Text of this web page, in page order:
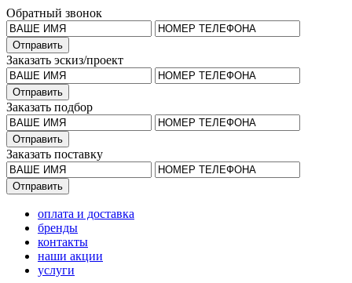
Обратный звонок
Заказать эскиз/проект
Заказать подбор
Заказать поставку
оплата и доставка
бренды
контакты
наши акции
услуги